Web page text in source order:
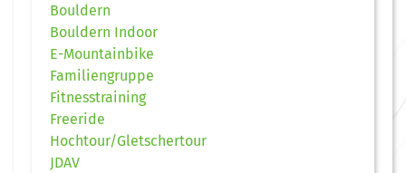
Bouldern
Bouldern Indoor
E-Mountainbike
Familiengruppe
Fitnesstraining
Freeride
Hochtour/Gletschertour
JDAV